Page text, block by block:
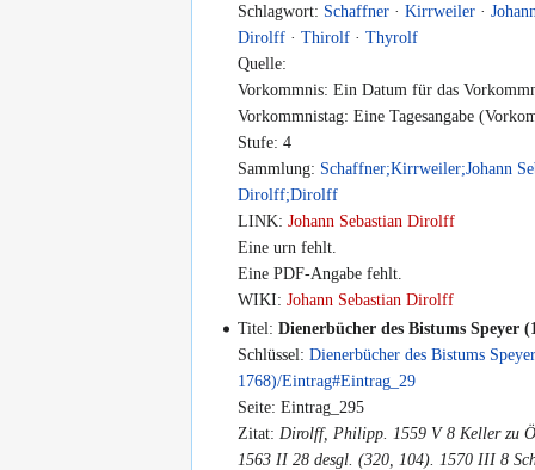
Schlagwort: Schaffner ·Kirrweiler ·
Dirolff ·Thirolf ·Thyrolf
Quelle:
Vorkommnis: Ein Datum für das
Vorkommnistag: Eine Tagesangabe
Stufe: 4
Sammlung: Schaffner;Kirrweiler;Johann
Dirolff;Dirolff
LINK:Johann Sebastian Dirolff
Eine urn fehlt.
Eine PDF-Angabe fehlt.
WIKI:Johann Sebastian Dirolff
Titel:Dienerbücher des Bistums Speyer
Schlüssel:Dienerbücher des Bistums
1768)/Eintrag#Eintrag_29
Seite: Eintrag_295
Zitat: Dirolff, Philipp. 1559 V 8 Keller zu
1563 II 28 desgl. (320, 104). 1570 III 8